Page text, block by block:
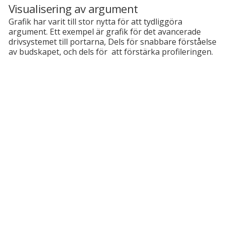
Visualisering av argument
Grafik har varit till stor nytta för att tydliggöra
argument. Ett exempel är grafik för det avancerade
drivsystemet till portarna, Dels för snabbare förståelse
av budskapet, och dels för att förstärka profileringen.